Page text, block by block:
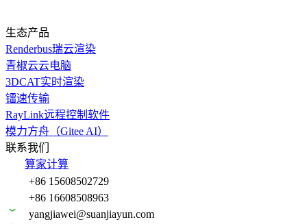
生态产品
Renderbus瑞云渲染
青椒云云电脑
3DCAT实时渲染
镭速传输
RayLink远程控制软件
模力方舟（Gitee AI）
联系我们
算家计算
+86 15608502729
+86 16608508963
yangjiawei@suanjiayun.com